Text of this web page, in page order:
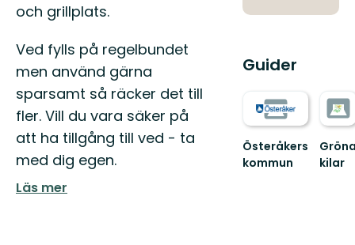
och grillplats.
Ved fylls på regelbundet
men använd gärna
sparsamt så räcker det till
fler. Vill du vara säker på
att ha tillgång till ved - ta
med dig egen.
Läs mer
Guider
Österåkers
kommun
kilar